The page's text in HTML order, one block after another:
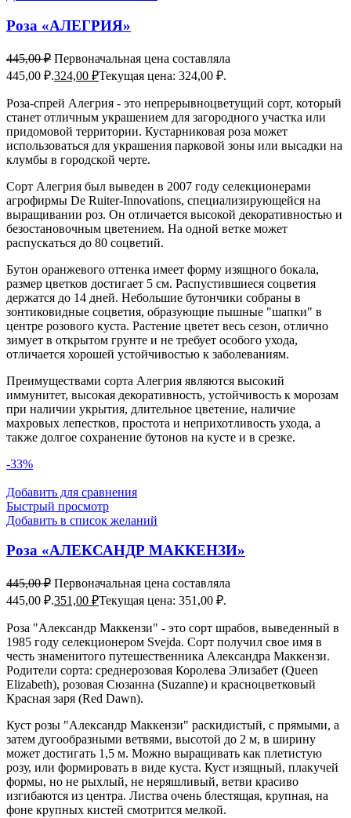
Роза «АЛЕГРИЯ»
445,00₽ Первоначальная цена составляла
445,00 ₽.324,00 ₽Текущая цена: 324,00 ₽.
Роза-спрей Алегрия - это непрерывноцветущий сорт, который
станет отличным украшением для загородного участка или
придомовой территории. Кустарниковая роза может
использоваться для украшения парковой зоны или высадки на
клумбы в городской черте.
Сорт Алегрия был выведен в 2007 году селекционерами
агрофирмы De Ruiter-Innovations, специализирующейся на
выращивании роз. Он отличается высокой декоративностью и
безостановочным цветением. На одной ветке может
распускаться до 80 соцветий.
Бутон оранжевого оттенка имеет форму изящного бокала,
размер цветков достигает 5 см. Распустившиеся соцветия
держатся до 14 дней. Небольшие бутончики собраны в
зонтиковидные соцветия, образующие пышные "шапки" в
центре розового куста. Растение цветет весь сезон, отлично
зимует в открытом грунте и не требует особого ухода,
отличается хорошей устойчивостью к заболеваниям.
Преимуществами сорта Алегрия являются высокий
иммунитет, высокая декоративность, устойчивость к морозам
при наличии укрытия, длительное цветение, наличие
махровых лепестков, простота и неприхотливость ухода, а
также долгое сохранение бутонов на кусте и в срезке.
-33%
Добавить для сравнения
Быстрый просмотр
Добавить в список желаний
Роза «АЛЕКСАНДР МАККЕНЗИ»
445,00₽ Первоначальная цена составляла
445,00 ₽.351,00 ₽Текущая цена: 351,00 ₽.
Роза "Александр Маккензи" - это сорт шрабов, выведенный в
1985 году селекционером Svejda. Сорт получил свое имя в
честь знаменитого путешественника Александра Маккензи.
Родители сорта: среднерозовая Королева Элизабет (Queen
Elizabeth), розовая Сюзанна (Suzanne) и красноцветковый
Красная заря (Red Dawn).
Куст розы "Александр Маккензи" раскидистый, с прямыми, а
затем дугообразными ветвями, высотой до 2 м, в ширину
может достигать 1,5 м. Можно выращивать как плетистую
розу, или формировать в виде куста. Куст изящный, плакучей
формы, но не рыхлый, не неряшливый, ветви красиво
изгибаются из центра. Листва очень блестящая, крупная, на
фоне крупных кистей смотрится мелкой.